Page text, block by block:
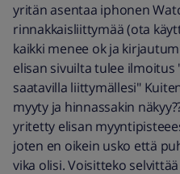
yritän asentaa iphonen
rinnakkaisliittymää (ota
kaikki menee ok ja
elisan sivuilta tulee ilmoitus
saatavilla liittymällesi"
myyty ja hinnassakin
yritetty elisan
joten en oikein usko että
vika olisi. Voisitteko